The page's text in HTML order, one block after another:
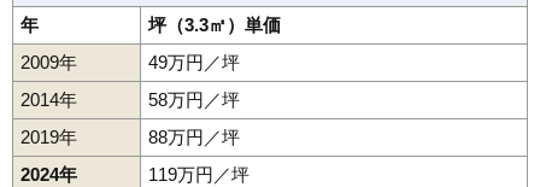
年
坪（3.3㎡）単価
2009年
49万円／坪
2014年
58万円／坪
2019年
88万円／坪
2024年
119万円／坪